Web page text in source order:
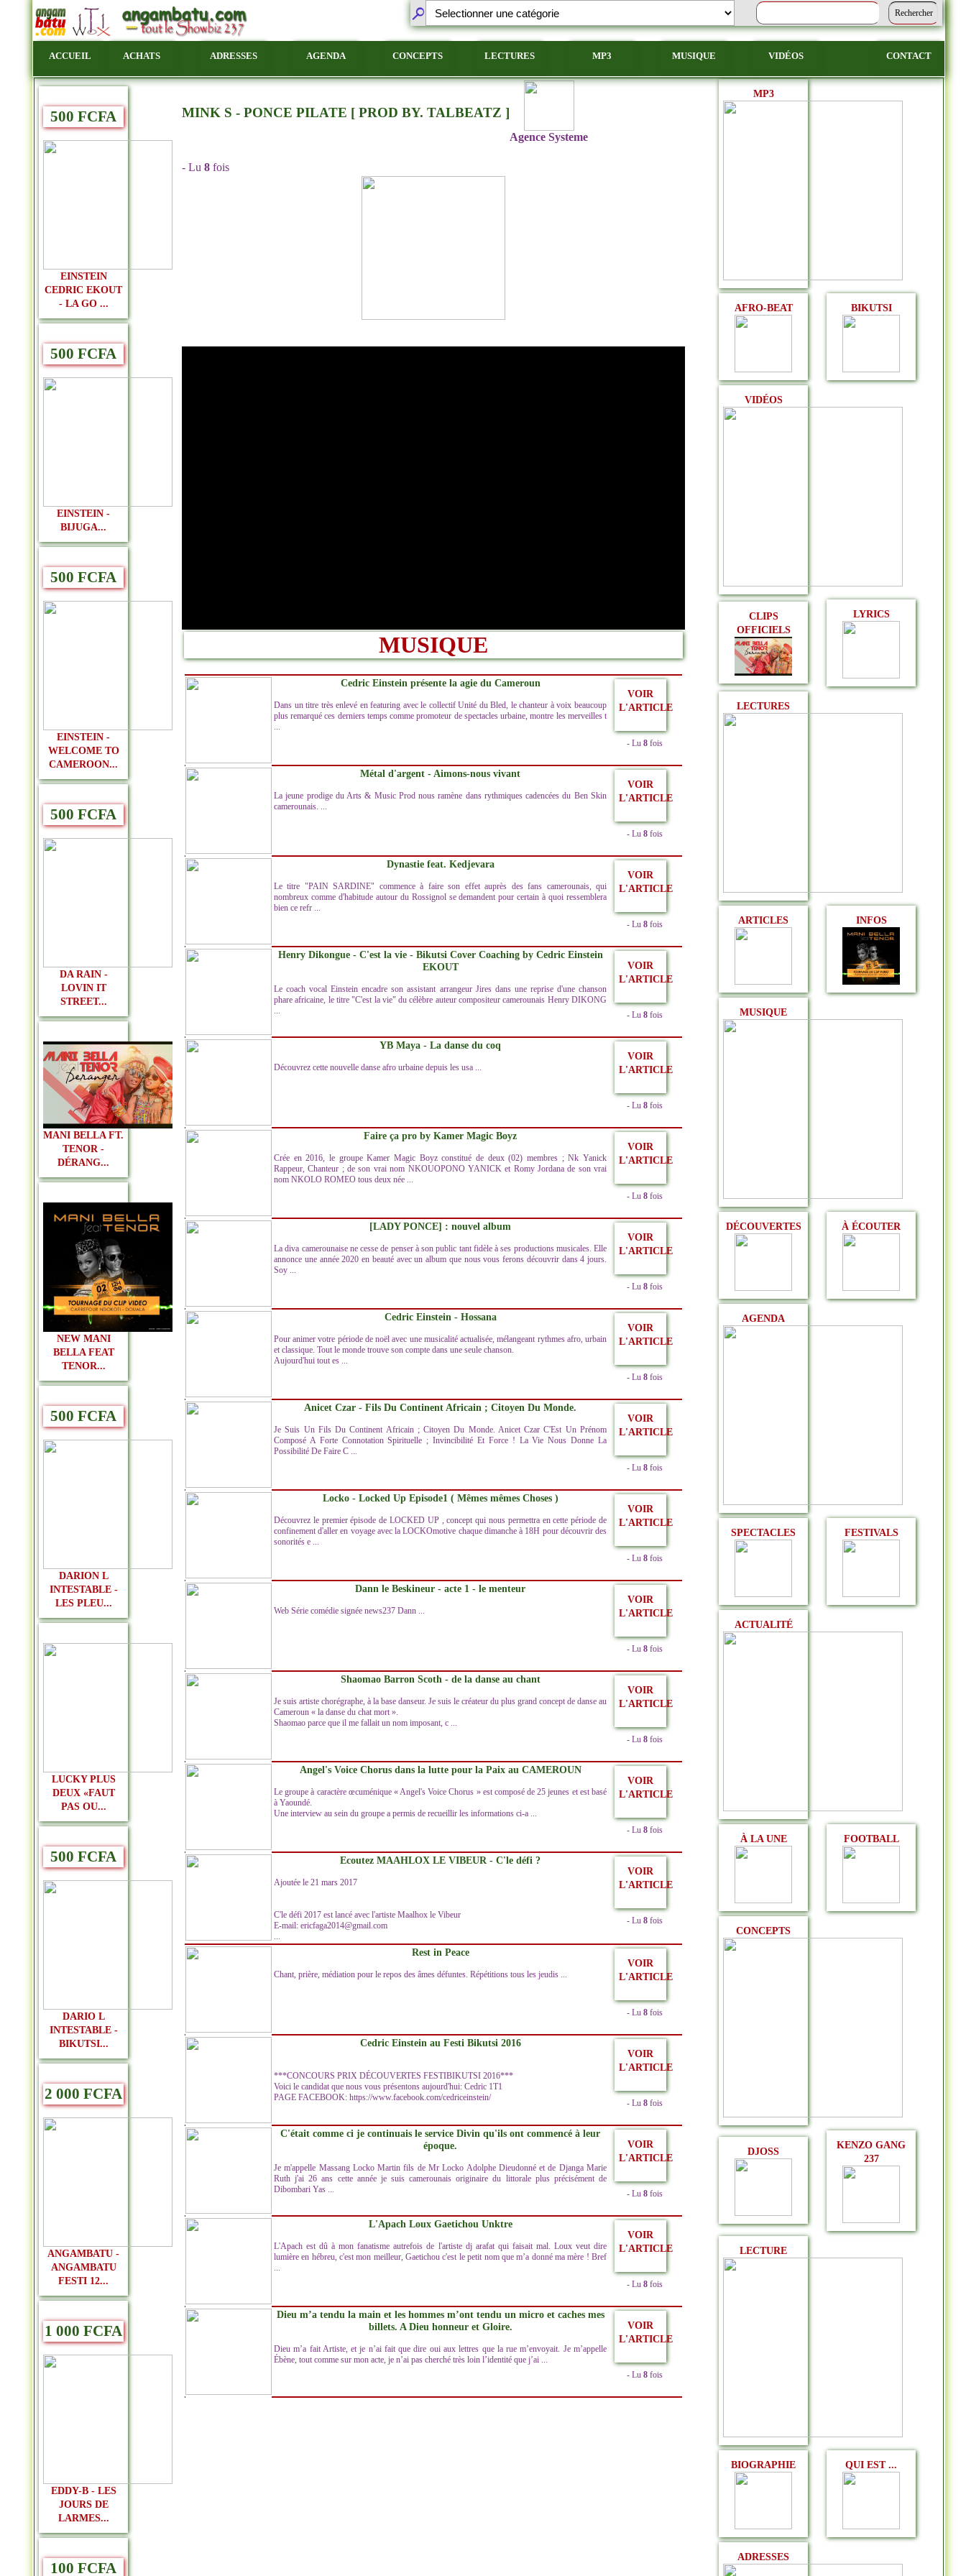
ACCUEIL ACHATS ADRESSES AGENDA CONCEPTS LECTURES MP3 MUSIQUE VIDÉOS CONTACT
500 FCFA
EINSTEIN
CEDRIC EKOUT
- LA GO ...
500 FCFA
EINSTEIN -
BIJUGA...
500 FCFA
EINSTEIN -
WELCOME TO
CAMEROON...
500 FCFA
DA RAIN -
LOVIN IT
STREET...
MANI BELLA FT.
TENOR -
DÉRANG...
NEW MANI
BELLA FEAT
TENOR...
500 FCFA
DARION L
INTESTABLE -
LES PLEU...
LUCKY PLUS
DEUX «FAUT
PAS OU...
500 FCFA
DARIO L
INTESTABLE -
BIKUTSI...
2 000 FCFA
ANGAMBATU -
ANGAMBATU
FESTI 12...
1 000 FCFA
EDDY-B - LES
JOURS DE
LARMES...
100 FCFA
MINK S - PONCE PILATE [ PROD BY. TALBEATZ ]
Agence Systeme
- Lu 8 fois
MUSIQUE
Cedric Einstein présente la agie du Cameroun
Dans un titre très enlevé en featuring avec le collectif Unité du Bled, le chanteur à voix beaucoup
plus remarqué ces derniers temps comme promoteur de spectacles urbaine, montre les merveilles t
...
VOIR
L'ARTICLE
- Lu 8 fois
Métal d'argent - Aimons-nous vivant
La jeune prodige du Arts & Music Prod nous ramène dans rythmiques cadencées du Ben Skin
camerounais. ...
VOIR
L'ARTICLE
- Lu 8 fois
Dynastie feat. Kedjevara
Le titre "PAIN SARDINE" commence à faire son effet auprès des fans camerounais, qui
nombreux comme d'habitude autour du Rossignol se demandent pour certain à quoi ressemblera
bien ce refr ...
VOIR
L'ARTICLE
- Lu 8 fois
Henry Dikongue - C'est la vie - Bikutsi Cover Coaching by Cedric Einstein
EKOUT
Le coach vocal Einstein encadre son assistant arrangeur Jires dans une reprise d'une chanson
phare africaine, le titre "C'est la vie" du célèbre auteur compositeur camerounais Henry DIKONG
...
VOIR
L'ARTICLE
- Lu 8 fois
YB Maya - La danse du coq
Découvrez cette nouvelle danse afro urbaine depuis les usa ...
VOIR
L'ARTICLE
- Lu 8 fois
Faire ça pro by Kamer Magic Boyz
Crée en 2016, le groupe Kamer Magic Boyz constitué de deux (02) membres ; Nk Yanick
Rappeur, Chanteur ; de son vrai nom NKOUOPONO YANICK et Romy Jordana de son vrai
nom NKOLO ROMEO tous deux née ...
VOIR
L'ARTICLE
- Lu 8 fois
[LADY PONCE] : nouvel album
La diva camerounaise ne cesse de penser à son public tant fidèle à ses productions musicales. Elle
annonce une année 2020 en beauté avec un album que nous vous ferons découvrir dans 4 jours.
Soy ...
VOIR
L'ARTICLE
- Lu 8 fois
Cedric Einstein - Hossana
Pour animer votre période de noël avec une musicalité actualisée, mélangeant rythmes afro, urbain
et classique. Tout le monde trouve son compte dans une seule chanson.
Aujourd'hui tout es ...
VOIR
L'ARTICLE
- Lu 8 fois
Anicet Czar - Fils Du Continent Africain ; Citoyen Du Monde.
Je Suis Un Fils Du Continent Africain ; Citoyen Du Monde. Anicet Czar C'Est Un Prénom
Composé A Forte Connotation Spirituelle ; Invincibilité Et Force ! La Vie Nous Donne La
Possibilité De Faire C ...
VOIR
L'ARTICLE
- Lu 8 fois
Locko - Locked Up Episode1 ( Mêmes mêmes Choses )
Découvrez le premier épisode de LOCKED UP , concept qui nous permettra en cette période de
confinement d'aller en voyage avec la LOCKOmotive chaque dimanche à 18H pour découvrir des
sonorités e ...
VOIR
L'ARTICLE
- Lu 8 fois
Dann le Beskineur - acte 1 - le menteur
Web Série comédie signée news237 Dann ...
VOIR
L'ARTICLE
- Lu 8 fois
Shaomao Barron Scoth - de la danse au chant
Je suis artiste chorégraphe, à la base danseur. Je suis le créateur du plus grand concept de danse au
Cameroun « la danse du chat mort ».
Shaomao parce que il me fallait un nom imposant, c ...
VOIR
L'ARTICLE
- Lu 8 fois
Angel's Voice Chorus dans la lutte pour la Paix au CAMEROUN
Le groupe à caractère œcuménique « Angel's Voice Chorus » est composé de 25 jeunes et est basé
à Yaoundé.
Une interview au sein du groupe a permis de recueillir les informations ci-a ...
VOIR
L'ARTICLE
- Lu 8 fois
Ecoutez MAAHLOX LE VIBEUR - C'le défi ?
Ajoutée le 21 mars 2017
C'le défi 2017 est lancé avec l'artiste Maalhox le Vibeur
E-mail: ericfaga2014@gmail.com
...
VOIR
L'ARTICLE
- Lu 8 fois
Rest in Peace
Chant, prière, médiation pour le repos des âmes défuntes. Répétitions tous les jeudis ...
VOIR
L'ARTICLE
- Lu 8 fois
Cedric Einstein au Festi Bikutsi 2016
***CONCOURS PRIX DÉCOUVERTES FESTIBIKUTSI 2016***
Voici le candidat que nous vous présentons aujourd'hui: Cedric 1T1
PAGE FACEBOOK: https://www.facebook.com/cedriceinstein/
VOIR
L'ARTICLE
- Lu 8 fois
C'était comme ci je continuais le service Divin qu'ils ont commencé à leur
époque.
Je m'appelle Massang Locko Martin fils de Mr Locko Adolphe Dieudonné et de Djanga Marie
Ruth j'ai 26 ans cette année je suis camerounais originaire du littorale plus précisément de
Dibombari Yas ...
VOIR
L'ARTICLE
- Lu 8 fois
L'Apach Loux Gaetichou Unktre
L'Apach est dû à mon fanatisme autrefois de l'artiste dj arafat qui faisait mal. Loux veut dire
lumière en hébreu, c'est mon meilleur, Gaetichou c'est le petit nom que m’a donné ma mère ! Bref
...
VOIR
L'ARTICLE
- Lu 8 fois
Dieu m’a tendu la main et les hommes m’ont tendu un micro et caches mes
billets. A Dieu honneur et Gloire.
Dieu m’a fait Artiste, et je n’ai fait que dire oui aux lettres que la rue m’envoyait. Je m’appelle
Ébène, tout comme sur mon acte, je n’ai pas cherché très loin l’identité que j’ai ...
VOIR
L'ARTICLE
- Lu 8 fois
MP3
AFRO-BEAT BIKUTSI
VIDÉOS
CLIPS
OFFICIELS
LYRICS
LECTURES
ARTICLES INFOS
MUSIQUE
DÉCOUVERTES À ÉCOUTER
AGENDA
SPECTACLES FESTIVALS
ACTUALITÉ
À LA UNE FOOTBALL
CONCEPTS
DJOSS
KENZO GANG
237
LECTURE
BIOGRAPHIE QUI EST ...
ADRESSES